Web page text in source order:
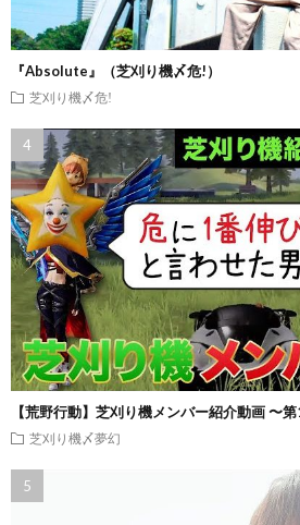
『Absolute』（芝刈り機〆危!）
芝刈り機〆危!
【荒野行動】芝刈り機メンバー紹介動画 〜
芝刈り機〆夢幻